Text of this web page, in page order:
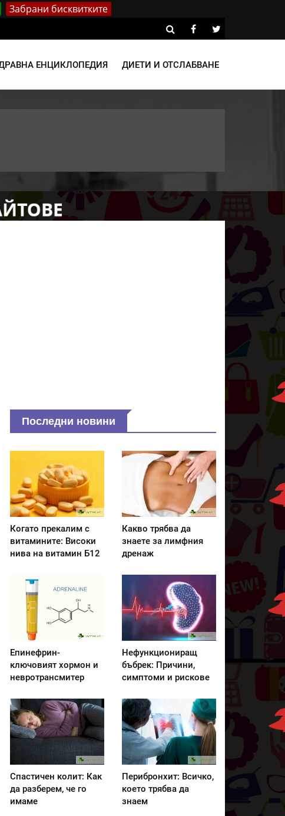
Забрани бисквитките
ЕНЦИКЛОПЕДИЯ ДИЕТИ И ОТСЛАБВАНЕ
Последни новини
Когато прекалим с
витамините: Високи
нива на витамин Б12
Какво трябва да
знаете за лимфния
дренаж
Епинефрин-
ключовият хормон и
невротрансмитер
Нефункциониращ
бъбрек: Причини,
симптоми и рискове
Спастичен колит: Как
да разберем, че го
имаме
Перибронхит: Всичко,
което трябва да
знаем